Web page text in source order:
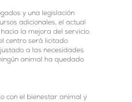
y una legislación
adicionales, el actual
la mejora del servicio.
centro será licitado
a las necesidades
animal ha quedado
con el bienestar animal y